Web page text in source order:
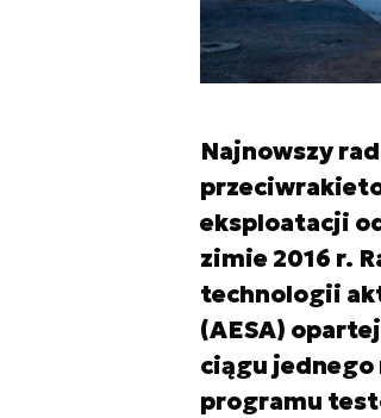
Najnowszy
eksploatacji
zimie 2016 r.
technologii
(AESA)
ciągu jednego
programu